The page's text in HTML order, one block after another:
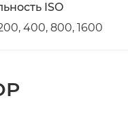
ISO
400, 800, 1600